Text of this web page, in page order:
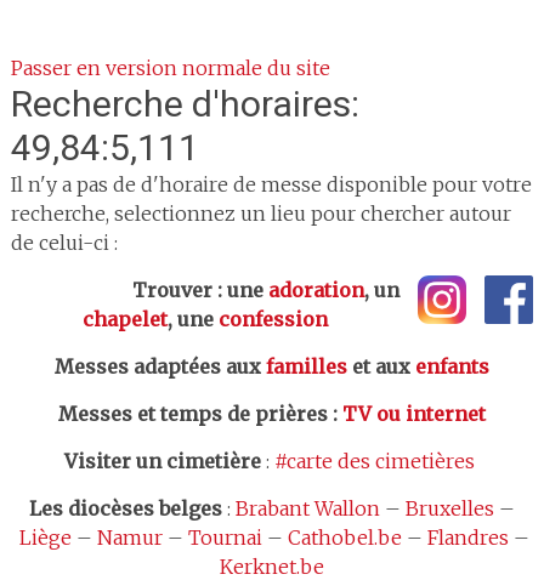
Passer en version normale du site
Recherche d'horaires:
49,84:5,111
Il n'y a pas de d'horaire de messe disponible pour votre
recherche, selectionnez un lieu pour chercher autour
de celui-ci :
Trouver : une adoration, un
chapelet, une confession
Messes adaptées aux familleset aux enfants
Messes et temps de prières: TV ou internet
Visiter un cimetière: #carte des cimetières
Les diocèses belges: Brabant Wallon– Bruxelles –
Liège – Namur– Tournai– Cathobel.be – Flandres –
Kerknet.be